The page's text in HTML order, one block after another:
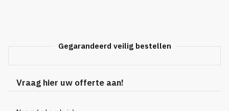
Gegarandeerd veilig bestellen
Vraag hier uw offerte aan!